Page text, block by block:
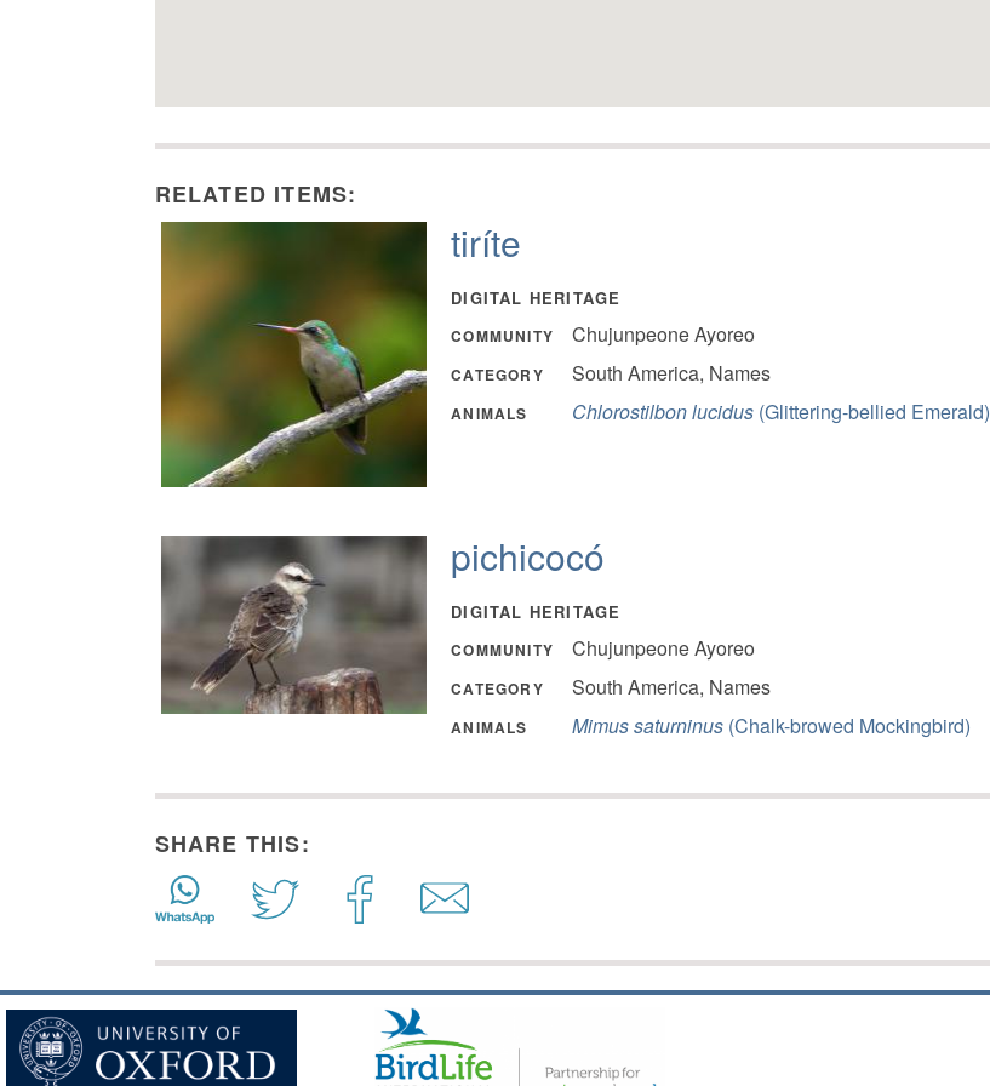
RELATED ITEMS:
tiríte
DIGITAL HERITAGE
COMMUNITY Chujunpeone Ayoreo
CATEGORY South America, Names
ANIMALS Chlorostilbon lucidus (Glittering-bellied Emerald)
pichicocó
DIGITAL HERITAGE
COMMUNITY Chujunpeone Ayoreo
CATEGORY South America, Names
ANIMALS Mimus saturninus (Chalk-browed Mockingbird)
SHARE THIS: